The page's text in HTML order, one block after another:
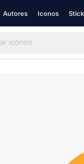
Autores Iconos